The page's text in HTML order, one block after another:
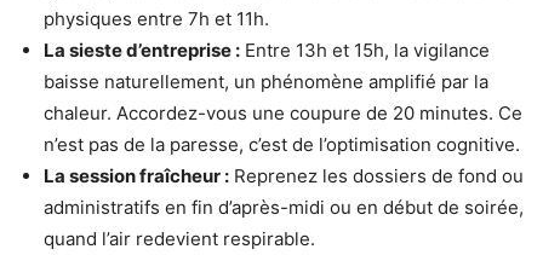
physiques entre 7h et 11h.
La sieste d’entreprise : Entre 13h et 15h, la vigilance
baisse naturellement, un phénomène amplifié par la
chaleur. Accordez-vous une coupure de 20 minutes. Ce
n’est pas de la paresse, c’est de l’optimisation cognitive.
La session fraîcheur : Reprenez les dossiers de fond ou
administratifs en fin d’après-midi ou en début de soirée,
quand l’air redevient respirable.